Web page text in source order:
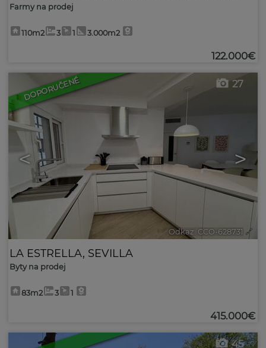
Farmy na prodej
110m2 3 1 3.000m2
122.000€
DOPORUČENÉ
< >
27
Odkaz. CCO-628731 🔗
LA ESTRELLA, SEVILLA
Byty na prodej
83m2 3 1
415.000€
45